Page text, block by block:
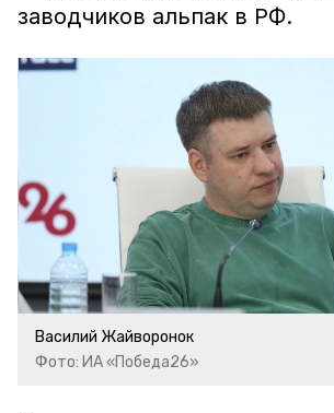
заводчиков альпак в РФ.
Василий Жайворонок
Фото: ИА «Победа26»